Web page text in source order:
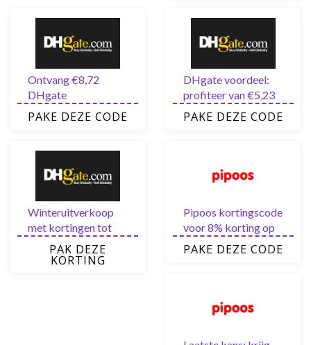
Ontvang €8,72
DHgate
kortingscode voor
nieuwe gebruikers
PAKE DEZE CODE
DHgate voordeel:
profiteer van €5,23
korting op het HELE
assortiment
PAKE DEZE CODE
Winteruitverkoop
met kortingen tot
wel 85% bij DHgate
PAK DEZE
KORTING
Pipoos kortingscode
voor 8% korting op
het aanbod
PAKE DEZE CODE